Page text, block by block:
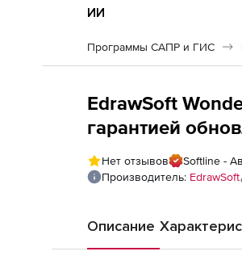
ИИ
Программы САПР и ГИС
EdrawSoft
гарантией
Нет отзывов
Softline -
Производитель: EdrawSoft
Описание